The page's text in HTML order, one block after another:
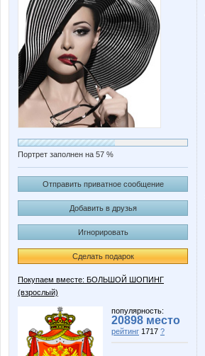
Портрет заполнен на 57 %
Отправить приватное сообщение
Добавить в друзья
Игнорировать
Сделать подарок
Покупаем вместе: БОЛЬШОЙ ШОПИНГ
(взрослый)
популярность:
20898 место
рейтинг 1717 ?